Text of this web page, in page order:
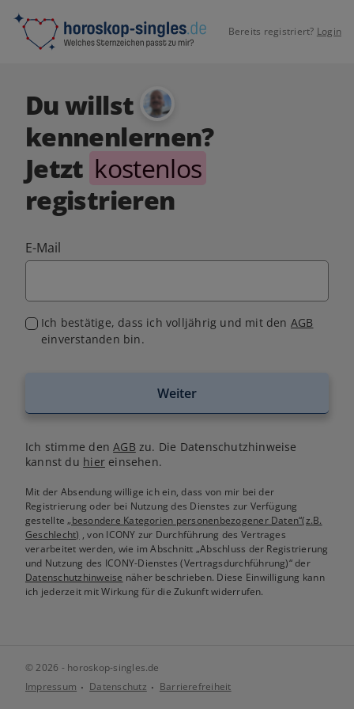
Bereits registriert? Login
Du willst
kennenlernen?
Jetzt kostenlos
registrieren
E-Mail
Ich bestätige, dass ich volljährig und mit den AGB
einverstanden bin.
Weiter
Ich stimme denAGB zu. Die Datenschutzhinweise
kannst du hiereinsehen.
Mit der Absendung willige ich ein, dass von mir bei der
Registrierung oder bei Nutzung des Dienstes zur Verfügung
gestellte„besondere Kategorien personenbezogener Daten“(z.B.
Geschlecht) , von ICONY zur Durchführung des Vertrages
verarbeitet werden, wie im Abschnitt „Abschluss der Registrierung
und Nutzung des ICONY-Dienstes (Vertragsdurchführung)“ der
Datenschutzhinweise näher beschrieben. Diese Einwilligung kann
ich jederzeit mit Wirkung für die Zukunft widerrufen.
© 2026 - horoskop-singles.de
Impressum
Datenschutz Barrierefreiheit